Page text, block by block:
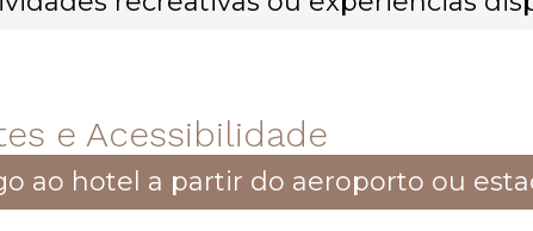
e Acessibilidade
ao hotel a partir do aeroporto ou